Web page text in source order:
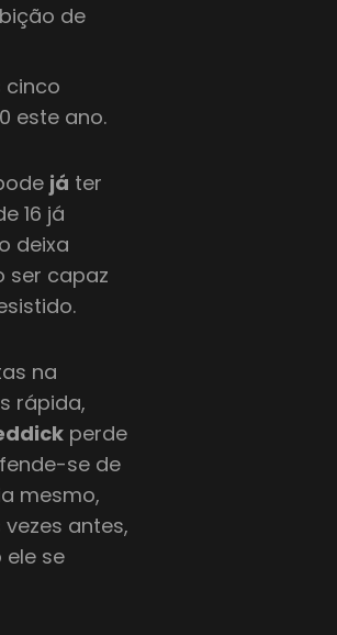
de
cinco
este ano.
já ter
16 já
deixa
ser capaz
na
rápida,
perde
se de
mesmo,
antes,
se